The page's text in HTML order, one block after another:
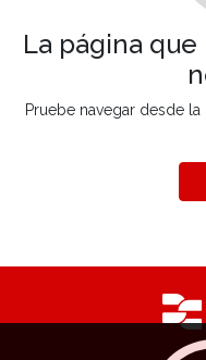
La página
Pruebe navegar desde